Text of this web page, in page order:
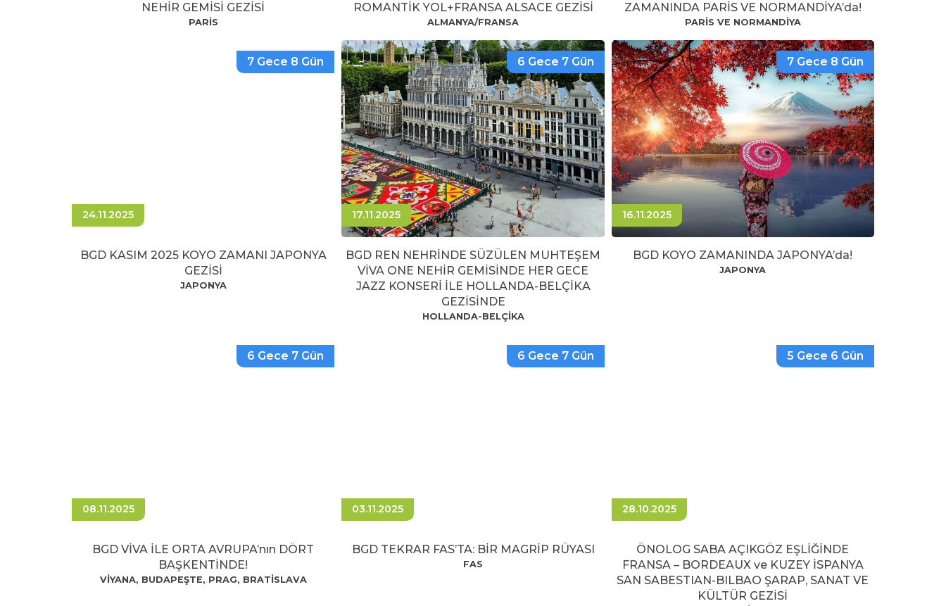
NEHİR GEMİSİ GEZİSİ
PARİS
ROMANTİK YOL+FRANSA ALSACE GEZİSİ
ALMANYA/FRANSA
ZAMANINDA PARİS VE NORMANDİYA’da!
PARİS VE NORMANDİYA
7 Gece 8 Gün
24.11.2025
BGD KASIM 2025 KOYO ZAMANI JAPONYA
GEZİSİ
JAPONYA
6 Gece 7 Gün
17.11.2025
BGD REN NEHRİNDE SÜZÜLEN MUHTEŞEM
VİVA ONE NEHİR GEMİSİNDE HER GECE
JAZZ KONSERİ İLE HOLLANDA-BELÇİKA
GEZİSİNDE
HOLLANDA-BELÇİKA
7 Gece 8 Gün
16.11.2025
BGD KOYO ZAMANINDA JAPONYA’da!
JAPONYA
6 Gece 7 Gün
08.11.2025
BGD VİVA İLE ORTA AVRUPA’nın DÖRT
BAŞKENTİNDE!
VİYANA, BUDAPEŞTE, PRAG, BRATİSLAVA
6 Gece 7 Gün
03.11.2025
BGD TEKRAR FAS’TA: BİR MAGRİP RÜYASI
FAS
5 Gece 6 Gün
28.10.2025
ÖNOLOG SABA AÇIKGÖZ EŞLİĞİNDE
FRANSA – BORDEAUX ve KUZEY İSPANYA
SAN SABESTIAN-BILBAO ŞARAP, SANAT VE
KÜLTÜR GEZİSİ